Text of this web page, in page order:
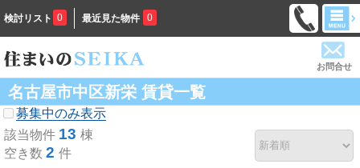
検討リスト 0 最近見た物件 0
お問合せ
名古屋市中区新栄 賃貸一覧
募集中のみ表示
該当物件 13 棟
空き数 2 件